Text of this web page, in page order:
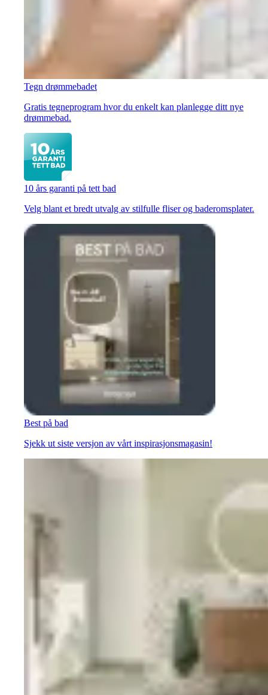
Tegn drømmebadet
Gratis tegneprogram hvor du enkelt kan planlegge ditt nye
drømmebad.
10 års garanti på tett bad
Velg blant et bredt utvalg av stilfulle fliser og baderomsplater.
Best på bad
Sjekk ut siste versjon av vårt inspirasjonsmagasin!